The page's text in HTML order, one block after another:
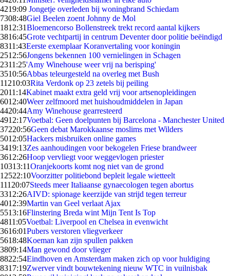
4219:09 Jongetje overleden bij woningbrand Schiedam
7308:48Giel Beelen zoent Johnny de Mol
1812:31Bloemencorso Bollenstreek trekt record aantal kijkers
3816:45Grote vechtpartij in centrum Deventer door politie beëindigd
8311:43Eerste exemplaar Koranvertaling voor koningin
2512:56Jongens bekennen 100 vernielingen in Schagen
2311:25'Amy Winehouse weer vrij na berisping'
3510:56Abbas teleurgesteld na overleg met Bush
11210:03Rita Verdonk op 23 zetels bij peiling
2011:14Kabinet maakt extra geld vrij voor artsenopleidingen
6012:40Weer zelfmoord met huishoudmiddelen in Japan
4420:44Amy Winehouse gearresteerd
4912:17Voetbal: Geen doelpunten bij Barcelona - Manchester United
37220:56Geen debat Marokkaanse moslims met Wilders
5012:05Hackers misbruiken online games
3419:13Zes aanhoudingen voor bekogelen Friese brandweer
3612:26Hoop vervliegt voor weggevlogen priester
10313:11Oranjekoorts komt nog niet van de grond
12522:10Voorzitter politiebond bepleit legale wietteelt
111 20:07Steeds meer Italiaanse gynaecologen tegen abortus
3312:26AIVD: spionage keerzijde van strijd tegen terreur
4012:39Martin van Geel verlaat Ajax
5513:16Flinstering Breda wint Mijn Tent Is Top
4811:05Voetbal: Liverpool en Chelsea in evenwicht
3616:01Pubers verstoren vliegverkeer
5618:48Koeman kan zijn spullen pakken
3809:14Man gewond door vlieger
8822:54Eindhoven en Amsterdam maken zich op voor huldiging
8317:19Zwerver vindt bouwtekening nieuw WTC in vuilnisbak